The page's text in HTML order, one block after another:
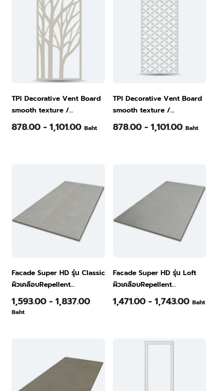
TPI Decorative Vent Board
smooth texture /
60x120x0.8 cm. / natural
color / Tree pattern (2)
878.00 - 1,101.00 Baht
TPI Decorative Vent Board
smooth texture /
60x120x0.8 cm. / natural
color / Rewadee pattern
878.00 - 1,101.00 Baht
Facade Super HD รุ่น Classic
ผิวเคลือบRepellent
120x240x0.8ซม. สี Sand
Stone
1,593.00 - 1,837.00
Baht
Facade Super HD รุ่น Loft
ผิวเคลือบRepellent
120x240x0.8ซม. สี Sand
Stone
1,471.00 - 1,743.00 Baht